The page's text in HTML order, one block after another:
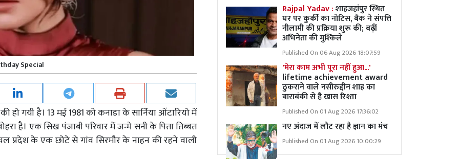
Special
हो गयी है। 13 मई 1981 को कनाडा के सार्निया ओंटारियो में
है। एक सिख पंजाबी परिवार में जन्मे सनी के पिता तिब्बत
प्रदेश के एक छोटे से गांव सिरमौर के नाहन की रहने वाली
Rajpal Yadav :शाहजहांपुर स्थित
घर पर कुर्की का नोटिस, बैंक ने संपत्ति
नीलामी की प्रक्रिया शुरू की; बढ़ीं
अभिनेता की मुश्किलें
Published On 06 Aug 2026 18:07:59
'मेरा काम अभी पूरा नहीं हुआ...'
lifetime achievement award
ठुकराने वाले नसीरुद्दीन शाह का
बाराबंकी से है खास रिश्ता
Published On 01 Aug 2026 17:36:02
नए अंदाज में लौट रहा है ज्ञान का मंच
Published On 01 Aug 2026 10:00:29